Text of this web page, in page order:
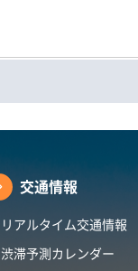
交通情報
リアルタイム交通情報
渋滞予測カレンダー​